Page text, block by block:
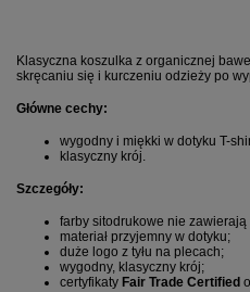
Klasyczna koszulka z organicznej
skręcaniu się i kurczeniu odzieży po
Główne cechy:
wygodny i miękki w dotyku T-
klasyczny krój.
Szczegóły:
farby sitodrukowe nie zawierają
materiał przyjemny w dotyku;
duże logo z tyłu na plecach;
wygodny, klasyczny krój;
certyfikaty Fair Trade Certified